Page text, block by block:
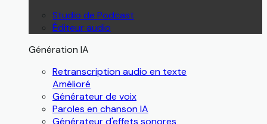
Studio de Podcast
Éditeur audio
Génération IA
Retranscription audio en texte
Amélioré
Générateur de voix
Paroles en chanson IA
Générateur d'effets sonores